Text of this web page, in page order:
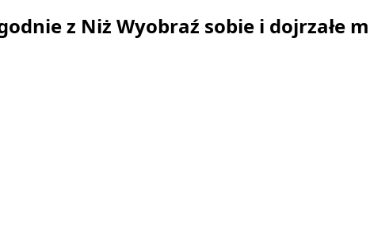
z Niż Wyobraź sobie i dojrzałe